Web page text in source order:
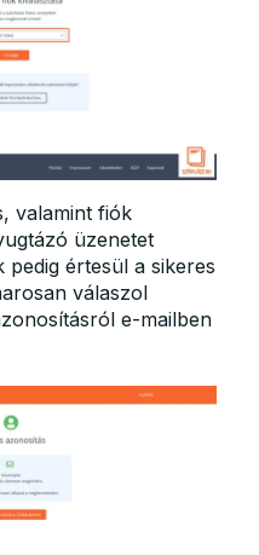
valamint fiók
üzenetet
értesül a sikeres
válaszol
e-mailben